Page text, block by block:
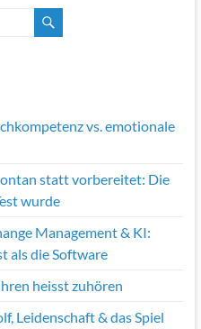
vs. emotionale
statt vorbereitet: Die
wurde
Management & KI:
als die Software
heisst zuhören
Leidenschaft & das Spiel